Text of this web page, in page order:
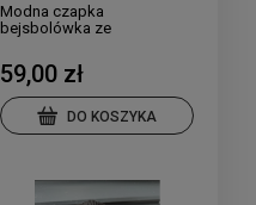
Modna czapka
bejsbolówka ze
59,00 zł
DO KOSZYKA